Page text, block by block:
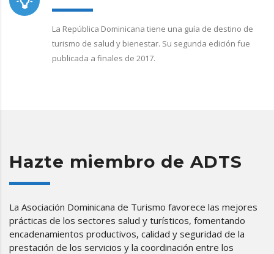
La República Dominicana tiene una guía de destino de
turismo de salud y bienestar. Su segunda edición fue
publicada a finales de 2017.
Hazte miembro de ADTS
La Asociación Dominicana de Turismo favorece las mejores
prácticas de los sectores salud y turísticos, fomentando
encadenamientos productivos, calidad y seguridad de la
prestación de los servicios y la coordinación entre los